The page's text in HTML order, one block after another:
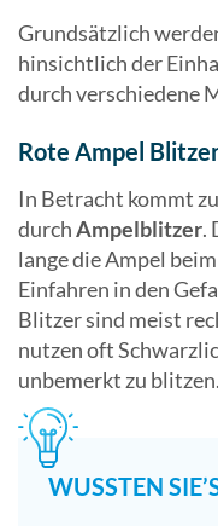
Grundsätzlich
hinsichtlich der
durch verschiedene
Rote Ampel
In Betracht kommt
durchAmpelblitzer.
lange die Ampel
Einfahren in den
Blitzer sind meist
nutzen oft
unbemerkt zu blitzen.
WUSSTEN